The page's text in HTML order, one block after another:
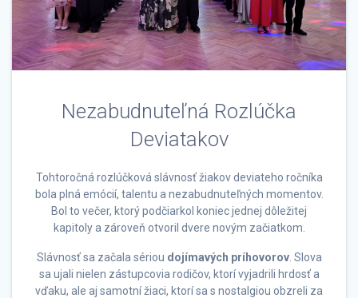
Nezabudnuteľná Rozlúčka
Deviatakov
Tohtoročná rozlúčková slávnosť žiakov deviateho ročníka
bola plná emócií, talentu a nezabudnuteľných momentov.
Bol to večer, ktorý podčiarkol koniec jednej dôležitej
kapitoly a zároveň otvoril dvere novým začiatkom.
Slávnosť sa začala sériou dojímavých príhovorov. Slova
sa ujali nielen zástupcovia rodičov, ktorí vyjadrili hrdosť a
vďaku, ale aj samotní žiaci, ktorí sa s nostalgiou obzreli za